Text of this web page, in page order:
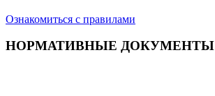
Ознакомиться с правилами
НОРМАТИВНЫЕ ДОКУМЕНТЫ